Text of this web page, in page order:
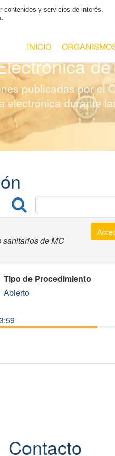
contenidos y servicios de interés.
INICIO
de
publicadas por el
durante
de MC
Tipo de Procedimiento
Abierto
Contacto